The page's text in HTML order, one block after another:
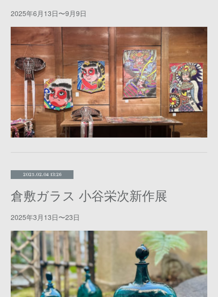
2025年6月13日〜9月9日
2025.02.04 13:26
倉敷ガラス 小谷栄次新作展
2025年3月13日〜23日